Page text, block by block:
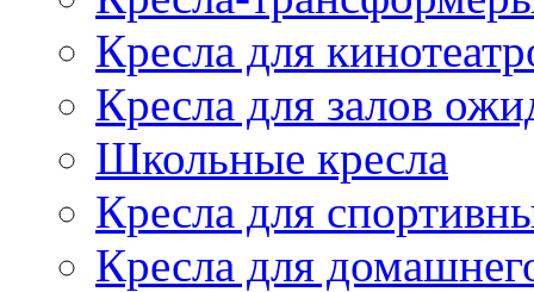
Кресла для
Кресла для залов
Школьные кресла
Кресла для
Кресла для